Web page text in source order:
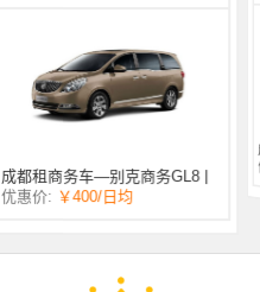
成都租商务车—别克商务GL8 |
自动挡 | 7座
优惠价: ￥400/日均